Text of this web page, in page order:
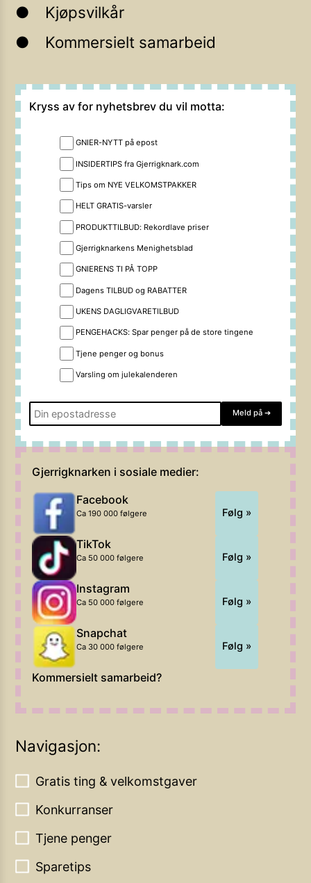
Kjøpsvilkår
Kommersielt samarbeid
Kryss av for nyhetsbrev du vil motta:
GNIER-NYTT på epost
INSIDERTIPS fra Gjerrigknark.com
Tips om NYE VELKOMSTPAKKER
HELT GRATIS-varsler
PRODUKTTILBUD: Rekordlave priser
Gjerrigknarkens Menighetsblad
GNIERENS TI PÅ TOPP
Dagens TILBUD og RABATTER
UKENS DAGLIGVARETILBUD
PENGEHACKS: Spar penger på de store tingene
Tjene penger og bonus
Varsling om julekalenderen
Meld på ➔
Gjerrigknarken i sosiale medier:
Facebook
Ca 190 000 følgere Følg »
TikTok
Ca 50 000 følgere Følg »
Instagram
Ca 50 000 følgere Følg »
Snapchat
Ca 30 000 følgere Følg »
Kommersielt samarbeid?
Navigasjon:
Gratis ting & velkomstgaver
Konkurranser
Tjene penger
Sparetips